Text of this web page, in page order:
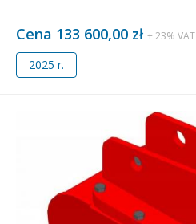
Cena 133 600,00 zł + 23% VAT
2025 r.